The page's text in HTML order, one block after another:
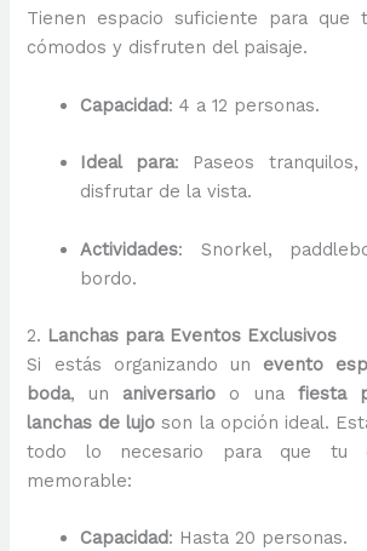
Tienen espacio suficiente para que
cómodos y disfruten del paisaje.
Capacidad: 4 a 12 personas.
Ideal para: Paseos
disfrutar de la vista.
Actividades: Snorkel,
bordo.
2. Lanchas para Eventos Exclusivos
Si estás organizando un evento
boda, un aniversario o una fiesta
lanchas de lujo son la opción ideal.
todo lo necesario para que tu
memorable:
Capacidad: Hasta 20 personas.